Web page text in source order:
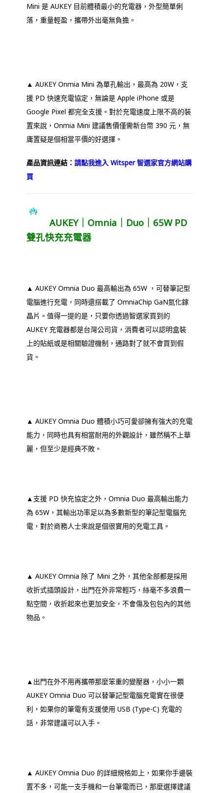
Mini 是 AUKEY 目前體積最小的充電器，外型簡單俐
落，重量輕盈，攜帶外出毫無負擔。
▲ AUKEY Onmia Mini 為單孔輸出，最高為 20W，支
援 PD 快速充電協定，無論是 Apple iPhone 或是
Google Pixel 都完全支援。對於充電速度上限不高的裝
置來說，Onmia Mini 建議售價僅需新台幣 390 元，無
庸置疑是個相當平價的好選擇。
產品資訊連結： 請點我進入 Witsper 智選家官方網站購
買
AUKEY｜Omnia｜Duo｜65W PD
雙孔快充充電器
▲ AUKEY Omnia Duo 最高輸出為 65W ，可替筆記型
電腦進行充電，同時還搭載了 OmniaChip GaN氮化鎵
晶片。值得一提的是，只要你透過智選家買到的
AUKEY 充電器都是台灣公司貨，消費者可以認明盒裝
上的貼紙或是相關驗證機制，通路對了就不會買到假
貨。
▲ AUKEY Omnia Duo 體積小巧可愛卻擁有強大的充電
能力，同時也具有相當耐用的外觀設計，雖然稱不上華
麗，但至少是經典不敗。
▲支援 PD 快充協定之外，Omnia Duo 最高輸出能力
為 65W，其輸出功率足以為多數新型的筆記型電腦充
電，對於商務人士來說是個很實用的充電工具。
▲ AUKEY Omnia 除了 Mini 之外，其他全部都是採用
收折式插頭設計，出門在外非常輕巧，絲毫不多浪費一
點空間，收折起來也更加安全，不會傷及包包內的其他
物品。
▲出門在外不用再攜帶那麼笨重的變壓器，小小一顆
AUKEY Omnia Duo 可以替筆記型電腦充電實在很便
利，如果你的筆電有支援使用 USB (Type-C) 充電的
話，非常建議可以入手。
▲ AUKEY Omnia Duo 的詳細規格如上，如果你手邊裝
置不多，可能一支手機和一台筆電而已，那麼選擇建議